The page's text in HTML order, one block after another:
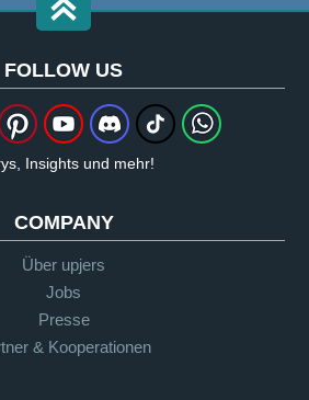
FOLLOW US
Insights und mehr!
COMPANY
Über upjers
Jobs
Presse
& Kooperationen